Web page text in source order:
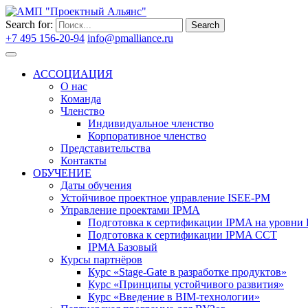
Search for: Search
+7 495 156-20-94 info@pmalliance.ru
АССОЦИАЦИЯ
О нас
Команда
Членство
Индивидуальное членство
Корпоративное членство
Представительства
Контакты
ОБУЧЕНИЕ
Даты обучения
Устойчивое проектное управление ISEE-PM
Управление проектами IPMA
Подготовка к сертификации IPMA на уровни
Подготовка к сертификации IPMA CCT
IPMA Базовый
Курсы партнёров
Курс «Stage-Gate в разработке продуктов»
Курс «Принципы устойчивого развития»
Курс «Введение в BIM-технологии»